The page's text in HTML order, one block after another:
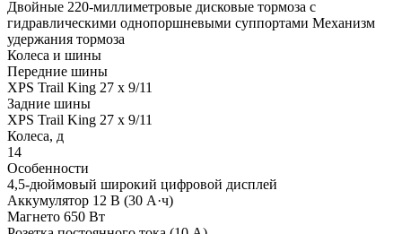
Двойные 220-миллиметровые дисковые тормоза с
гидравлическими однопоршневыми суппортами Механизм
удержания тормоза
Колеса и шины
Передние шины
XPS Trail King 27 x 9/11
Задние шины
XPS Trail King 27 x 9/11
Колеса, д
14
Особенности
4,5-дюймовый широкий цифровой дисплей
Аккумулятор 12 В (30 А·ч)
Магнето 650 Вт